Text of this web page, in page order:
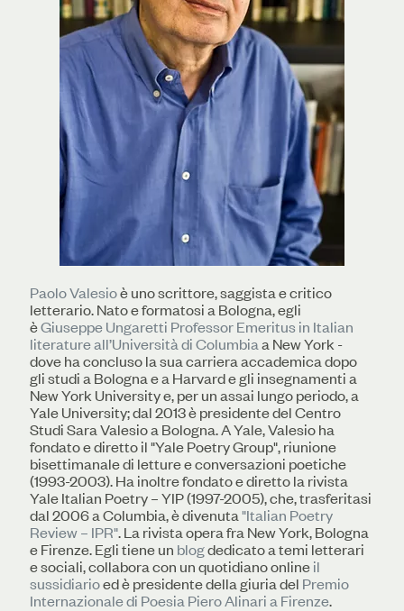
Paolo Valesioè uno scrittore, saggista e critico
letterario. Nato e formatosi a Bologna, egli
èGiuseppe Ungaretti Professor Emeritus in Italian
literature all’Università di Columbiaa New York -
dove ha concluso la sua carriera accademica dopo
gli studi a Bologna e a Harvard e gli insegnamenti a
New York University e, per un assai lungo periodo, a
Yale University; dal 2013 è presidente del Centro
Studi Sara Valesio a Bologna. A Yale, Valesio ha
fondato e diretto il "Yale Poetry Group", riunione
bisettimanale di letture e conversazioni poetiche
(1993-2003). Ha inoltre fondato e diretto la rivista
Yale Italian Poetry – YIP (1997-2005), che, trasferitasi
dal 2006 a Columbia, è divenuta "Italian Poetry
Review – IPR". La rivista opera fra New York, Bologna
e Firenze. Egli tiene un blogdedicato a temi letterari
e sociali, collabora con un quotidiano onlineil
sussidiarioed è presidente della giuria del Premio
Internazionale di Poesia Piero Alinari a Firenze.